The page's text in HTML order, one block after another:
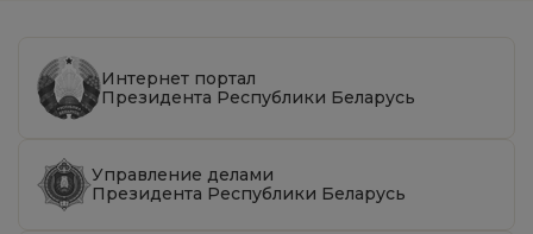
Интернет портал
Президента Республики Беларусь
Управление делами
Президента Республики Беларусь